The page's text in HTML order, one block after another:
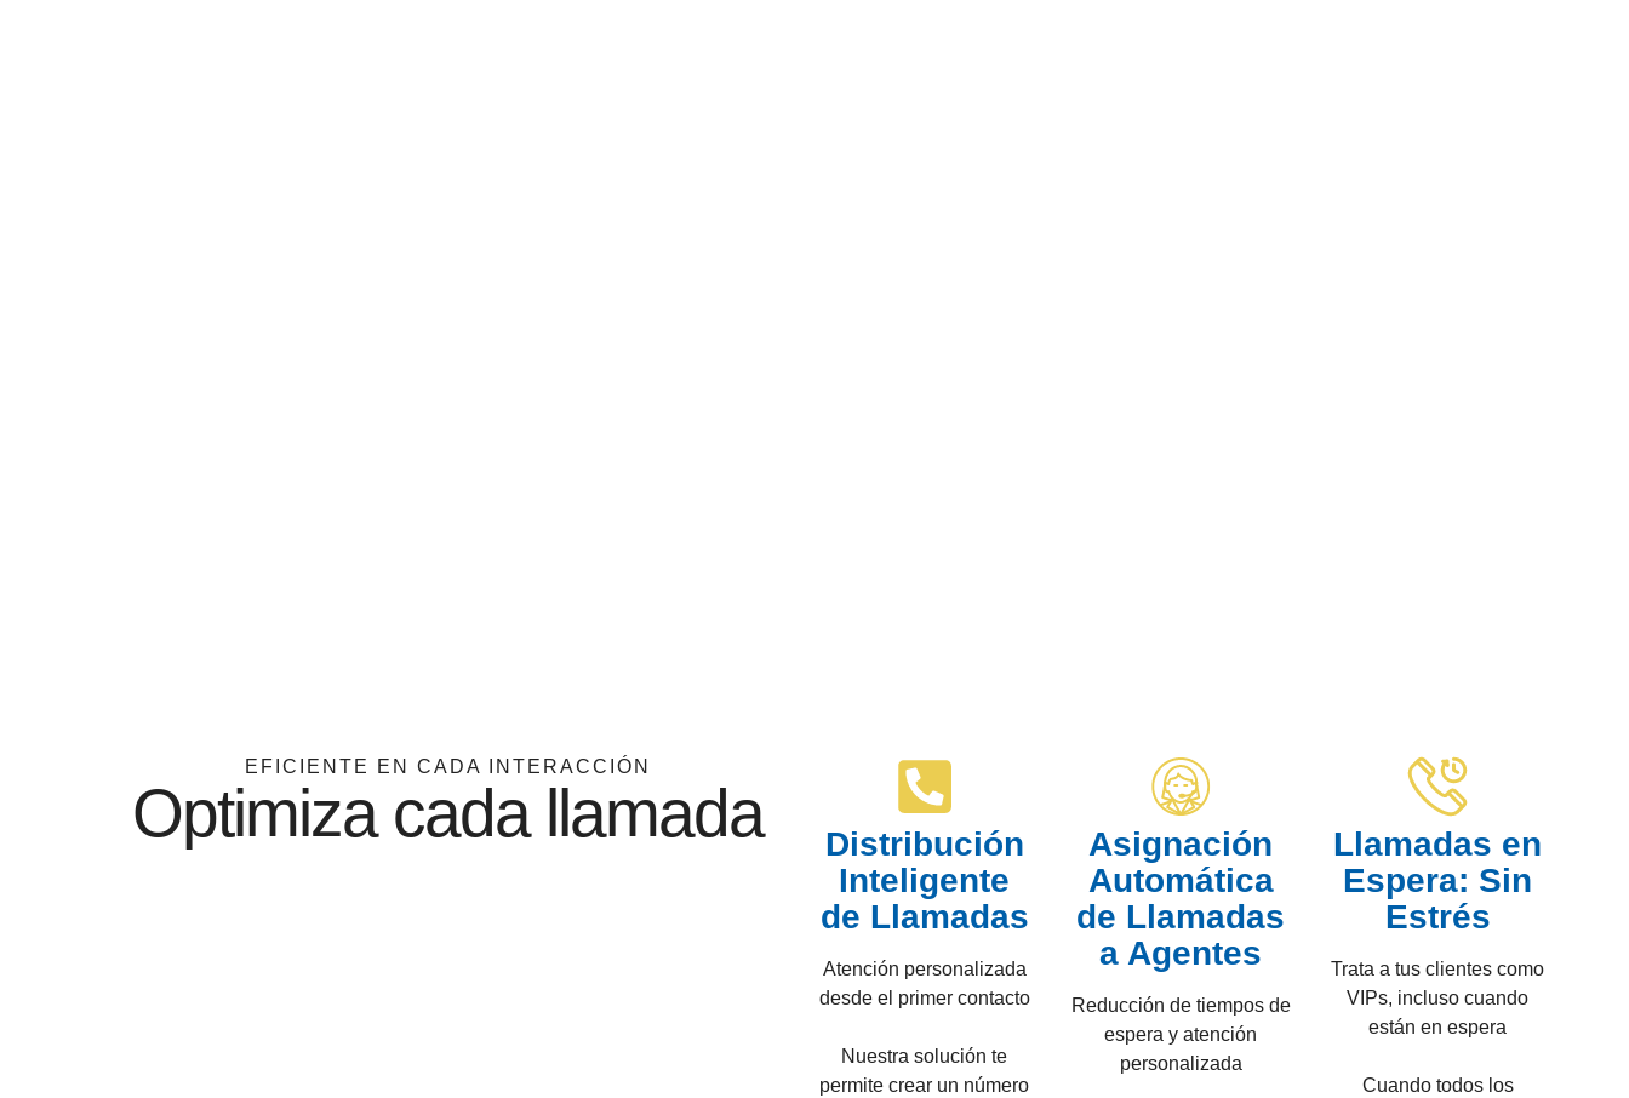
EFICIENTE EN CADA INTERACCIÓN
Optimiza cada llamada
Distribución
Inteligente
de Llamadas
Atención personalizada
desde el primer contacto
Nuestra solución te
permite crear un número
Asignación
Automática
de Llamadas
a Agentes
Reducción de tiempos de
espera y atención
personalizada
Llamadas en
Espera: Sin
Estrés
Trata a tus clientes como
VIPs, incluso cuando
están en espera
Cuando todos los